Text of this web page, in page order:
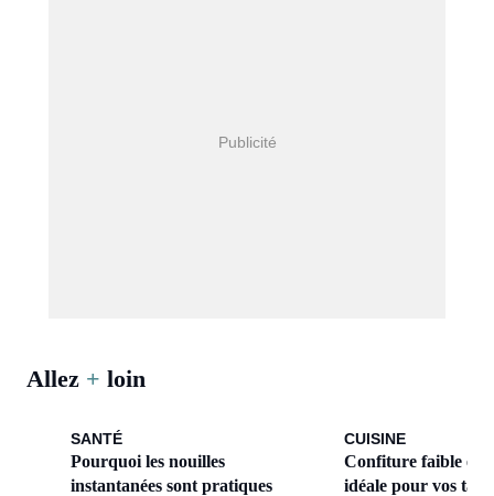
Allez + loin
SANTÉ
Pourquoi les nouilles
instantanées sont pratiques
CUISINE
Confiture faible en
idéale pour vos